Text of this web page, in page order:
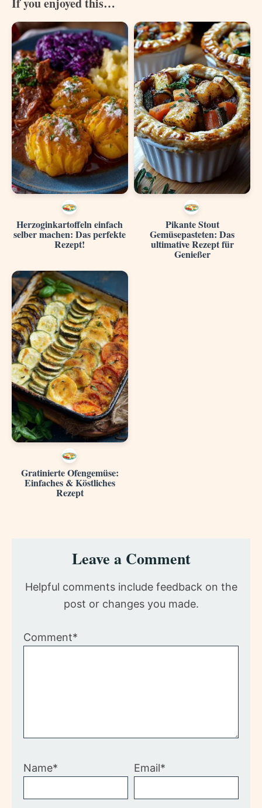
Herzoginkartoffeln einfach
selber machen: Das perfekte
Rezept!
Pikante Stout
Gemüsepasteten: Das
ultimative Rezept für
Genießer
Gratinierte Ofengemüse:
Einfaches & Köstliches
Rezept
InteractionsLeave a Comment
Helpful comments include feedback on the
post or changes you made.
Comment*
Name* Email*